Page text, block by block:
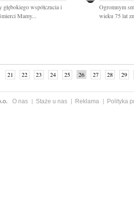
współczucia i
Mamy...
Ogromnym
wieku 75 lat
21 22 23 24 25 26 27 28
29
O nas Staże u nas Reklama
Polityka